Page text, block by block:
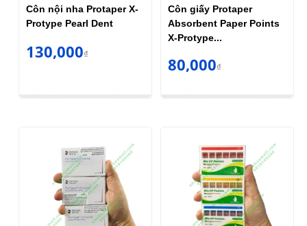
Côn nội nha Protaper X-
Protype Pearl Dent
130,000₫
Côn giấy Protaper
Absorbent Paper Points
X-Protype...
80,000₫